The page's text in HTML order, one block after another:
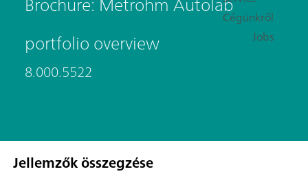
Cégünkről
Jobs
portfolio overview
8.000.5522
Jellemzők összegzése